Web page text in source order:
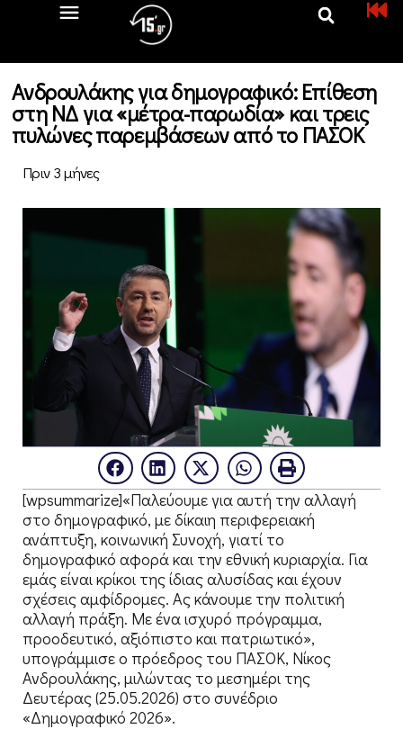
Ανδρουλάκης για δημογραφικό: Επίθεση
στη ΝΔ για «μέτρα-παρωδία» και τρεις
πυλώνες παρεμβάσεων από το ΠΑΣΟΚ
Πριν 3 μήνες
[wpsummarize]«Παλεύουμε για αυτή την αλλαγή
στο δημογραφικό, με δίκαιη περιφερειακή
ανάπτυξη, κοινωνική Συνοχή, γιατί το
δημογραφικό αφορά και την εθνική κυριαρχία. Για
εμάς είναι κρίκοι της ίδιας αλυσίδας και έχουν
σχέσεις αμφίδρομες. Ας κάνουμε την πολιτική
αλλαγή πράξη. Με ένα ισχυρό πρόγραμμα,
προοδευτικό, αξιόπιστο και πατριωτικό»,
υπογράμμισε ο πρόεδρος του ΠΑΣΟΚ, Νίκος
Ανδρουλάκης, μιλώντας το μεσημέρι της
Δευτέρας (25.05.2026) στο συνέδριο
«Δημογραφικό 2026».